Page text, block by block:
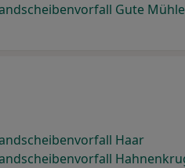
Gute Mühle
Haar